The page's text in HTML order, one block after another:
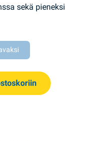
sekä pieneksi